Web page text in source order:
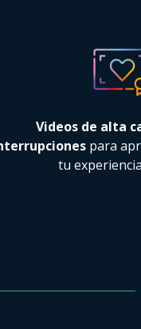
Videos de alta
para
tu experiencia